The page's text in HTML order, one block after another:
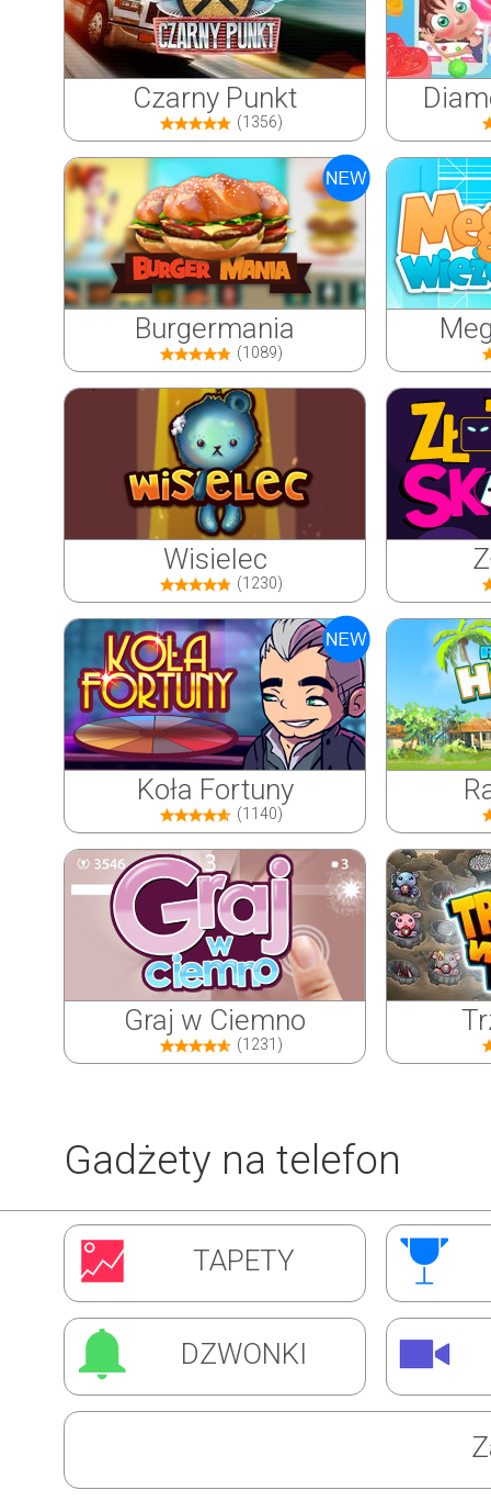
Czarny Punkt
(1356)
Burgermania
(1089)
Wisielec
(1230)
Koła Fortuny
(1140)
Graj w Ciemno
(1231)
Inwazja Robali
(1310)
Super Barman
Gadżety na telefon
TAPETY
DZWONKI